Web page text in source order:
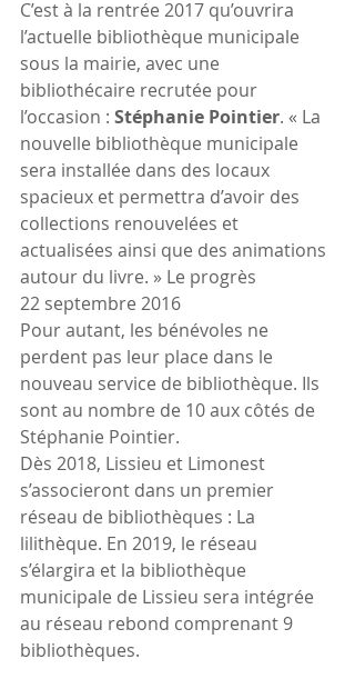
C’est à la rentrée 2017 qu’ouvrira
l’actuelle bibliothèque municipale
sous la mairie, avec une
bibliothécaire recrutée pour
l’occasion : Stéphanie Pointier. « La
nouvelle bibliothèque municipale
sera installée dans des locaux
spacieux et permettra d’avoir des
collections renouvelées et
actualisées ainsi que des animations
autour du livre. » Le progrès
22 septembre 2016
Pour autant, les bénévoles ne
perdent pas leur place dans le
nouveau service de bibliothèque. Ils
sont au nombre de 10 aux côtés de
Stéphanie Pointier.
Dès 2018, Lissieu et Limonest
s’associeront dans un premier
réseau de bibliothèques : La
lilithèque. En 2019, le réseau
s’élargira et la bibliothèque
municipale de Lissieu sera intégrée
au réseau rebond comprenant 9
bibliothèques.